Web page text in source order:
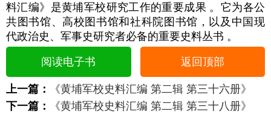
料汇编》是黄埔军校研究工作的重要成果 。它为各公
共图书馆、高校图书馆和社科院图书馆，以及中国现
代政治史、军事史研究者必备的重要史料丛书 。
阅读电子书 返回顶部
上一篇：
《黄埔军校史料汇编 第二辑 第三十六册》
下一篇：
《黄埔军校史料汇编 第二辑 第三十八册》